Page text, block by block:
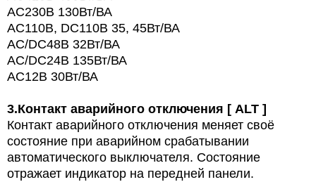
AC230В 130Вт/ВА
AC110В, DC110В 35, 45Вт/ВА
AC/DC48В 32Вт/ВА
AC/DC24В 135Вт/ВА
AC12В 30Вт/ВА
3.Контакт аварийного отключения [ ALT ]
Контакт аварийного отключения меняет своё
состояние при аварийном срабатывании
автоматического выключателя. Состояние
отражает индикатор на передней панели.